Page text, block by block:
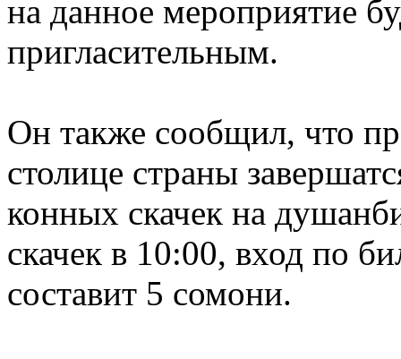
на данное мероприятие
пригласительным.
Он также сообщил, что
столице страны
конных скачек на
скачек в 10:00, вход по
составит 5 сомони.